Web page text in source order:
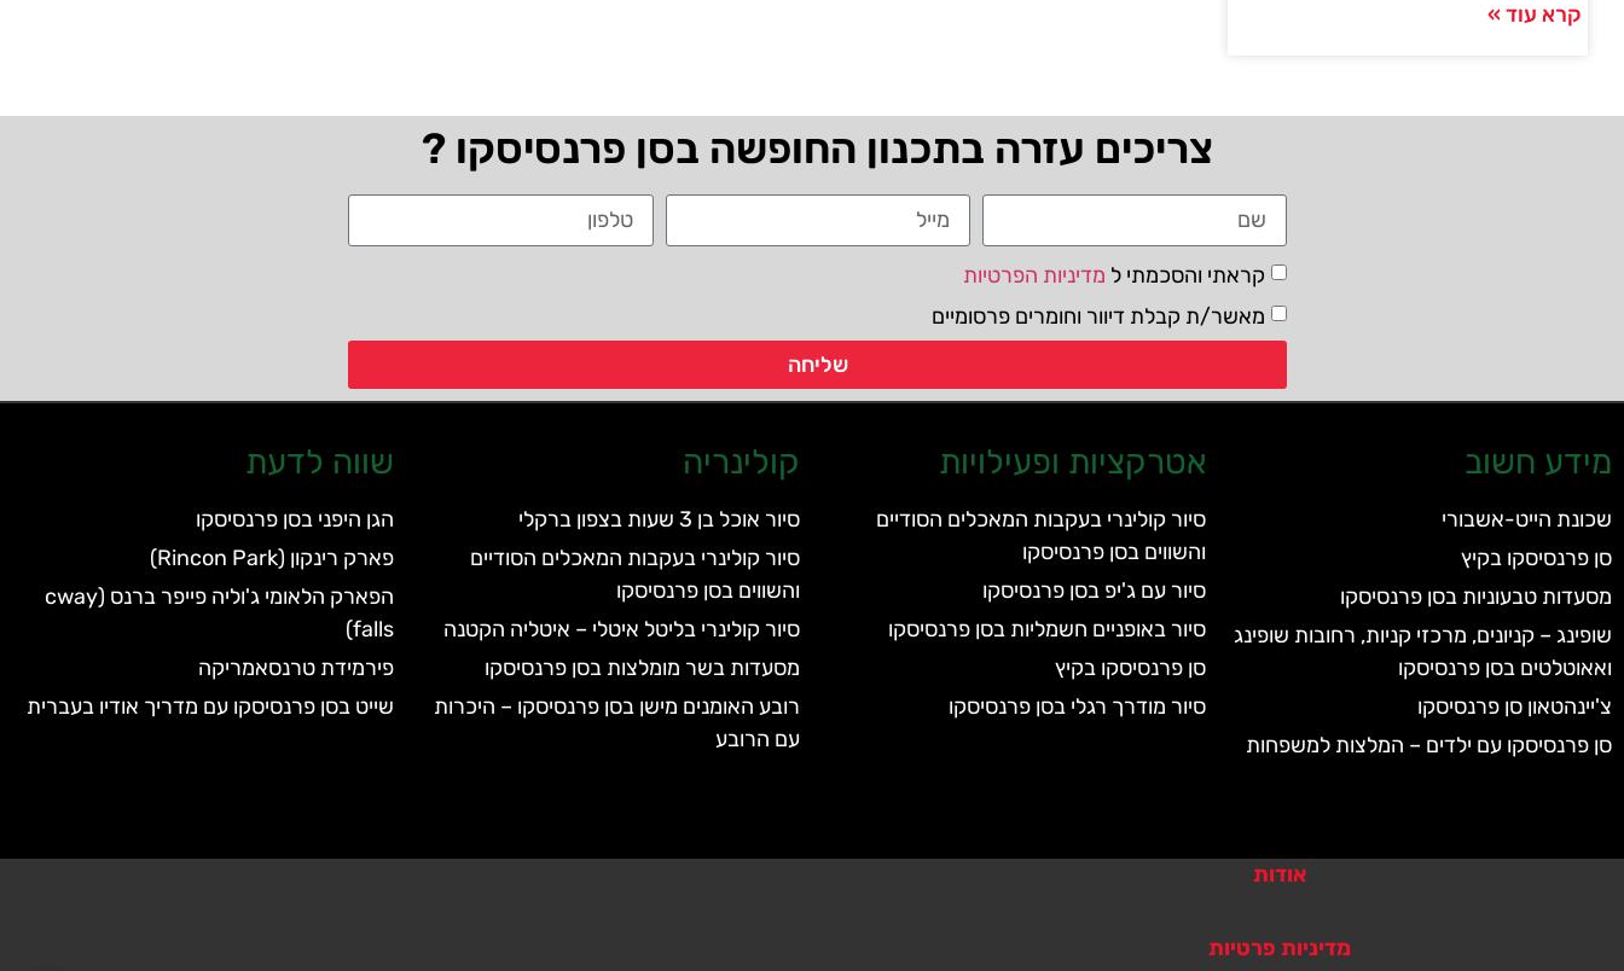
קרא עוד »
צריכים עזרה בתכנון החופשה בסן פרנסיסקו ?
קראתי והסכמתי ל מדיניות הפרטיות
מאשר/ת קבלת דיוור וחומרים פרסומיים
שליחה
מידע חשוב
שכונת הייט-אשבורי
סן פרנסיסקו בקיץ
מסעדות טבעוניות בסן פרנסיסקו
שופינג – קניונים, מרכזי קניות, רחובות שופינג
ואאוטלטים בסן פרנסיסקו
צ'יינהטאון סן פרנסיסקו
סן פרנסיסקו עם ילדים – המלצות למשפחות
אטרקציות ופעילויות
סיור קולינרי בעקבות המאכלים הסודיים
והשווים בסן פרנסיסקו
סיור עם ג'יפ בסן פרנסיסקו
סיור באופניים חשמליות בסן פרנסיסקו
סן פרנסיסקו בקיץ
סיור מודרך רגלי בסן פרנסיסקו
קולינריה
סיור אוכל בן 3 שעות בצפון ברקלי
סיור קולינרי בעקבות המאכלים הסודיים
והשווים בסן פרנסיסקו
סיור קולינרי בליטל איטלי – איטליה הקטנה
מסעדות בשר מומלצות בסן פרנסיסקו
רובע האומנים מישן בסן פרנסיסקו – היכרות
עם הרובע
שווה לדעת
הגן היפני בסן פרנסיסקו
פארק רינקון (Rincon Park)
הפארק הלאומי ג'וליה פייפר ברנס (cway
falls)
פירמידת טרנסאמריקה
שייט בסן פרנסיסקו עם מדריך אודיו בעברית
אודות
מדיניות פרטיות